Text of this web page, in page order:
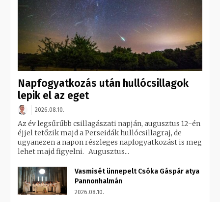
Napfogyatkozás után hullócsillagok
lepik el az eget
2026.08.10.
Az év legsűrűbb csillagászati napján, augusztus 12-én
éjjel tetőzik majd a Perseidák hullócsillagraj, de
ugyanezen a napon részleges napfogyatkozást is meg
lehet majd figyelni. Augusztus...
Vasmisét ünnepelt Csóka Gáspár atya
Pannonhalmán
2026.08.10.